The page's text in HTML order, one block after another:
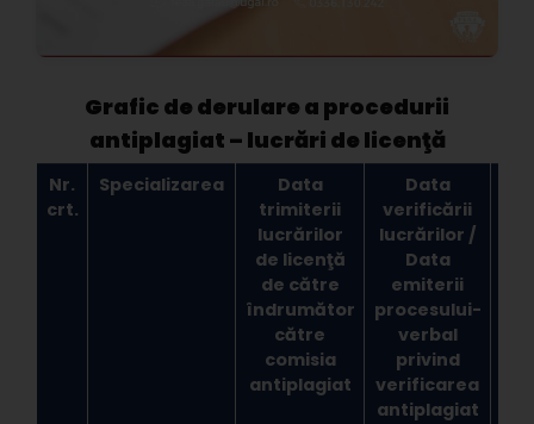
Grafic de derulare a procedurii
antiplagiat – lucrări de licenţă
Nr.
crt.
Specializarea
Data
trimiterii
lucrărilor
de licenţă
de către
îndrumător
către
comisia
antiplagiat
Data
verificării
lucrărilor /
Data
emiterii
procesului-
verbal
privind
verificarea
antiplagiat